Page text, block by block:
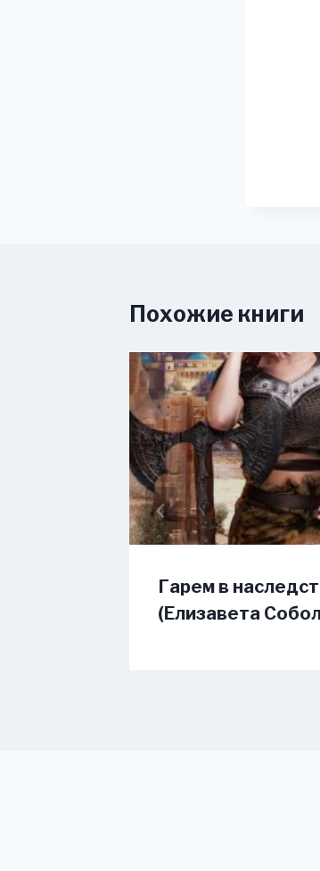
Похожие книги
Гарем в
(Елизавета